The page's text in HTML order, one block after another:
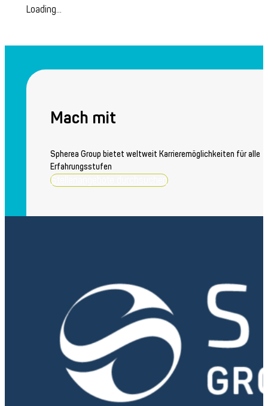
Loading...
Mach mit
Spherea Group bietet weltweit Karrieremöglichkeiten für alle
Erfahrungsstufen
Stellenangebote durchsuchen